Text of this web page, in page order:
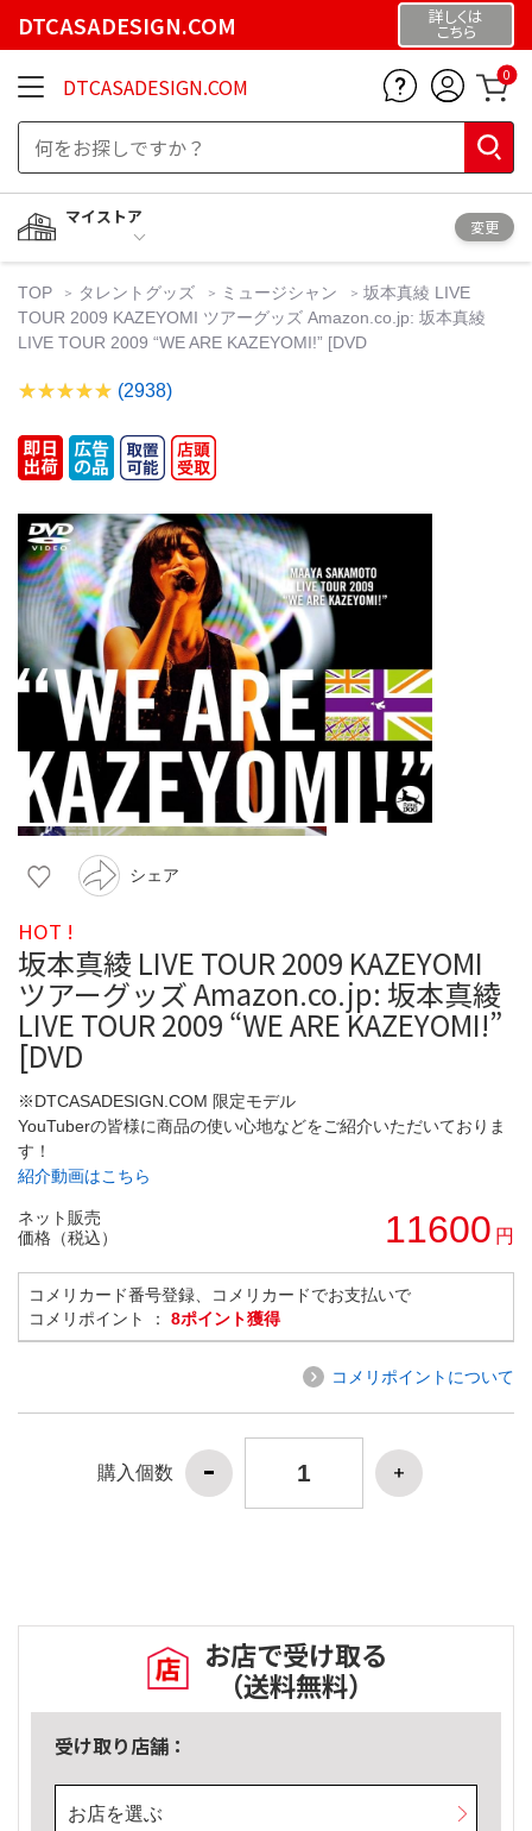
DTCASADESIGN.COM 詳しくは
こちら
DTCASADESIGN.COM 0
マイストア
変更
TOP タレントグッズ ミュージシャン
坂本真綾 LIVE
TOUR 2009 KAZEYOMI ツアーグッズ Amazon.co.jp: 坂本真綾
LIVE TOUR 2009 “WE ARE KAZEYOMI!” [DVD
(2938)
シェア
HOT !
坂本真綾 LIVE TOUR 2009 KAZEYOMI
ツアーグッズ Amazon.co.jp: 坂本真綾
LIVE TOUR 2009 “WE ARE KAZEYOMI!”
[DVD
※DTCASADESIGN.COM 限定モデル
YouTuberの皆様に商品の使い心地などをご紹介いただいておりま
す！
紹介動画はこちら
ネット販売
価格（税込）
11600 円
コメリカード番号登録、コメリカードでお支払いで
コメリポイント ： 8ポイント獲得
コメリポイントについて
購入個数
お店で受け取る
（送料無料）
受け取り店舗：
お店を選ぶ